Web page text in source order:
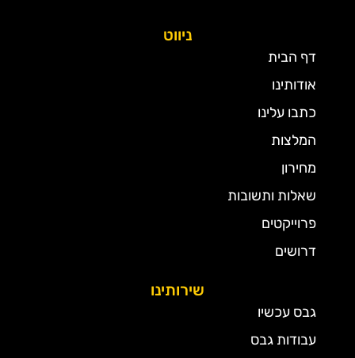
ניווט
דף הבית
אודותינו
כתבו עלינו
המלצות
מחירון
שאלות ותשובות
פרוייקטים
דרושים
שירותינו
גבס עכשיו
עבודות גבס